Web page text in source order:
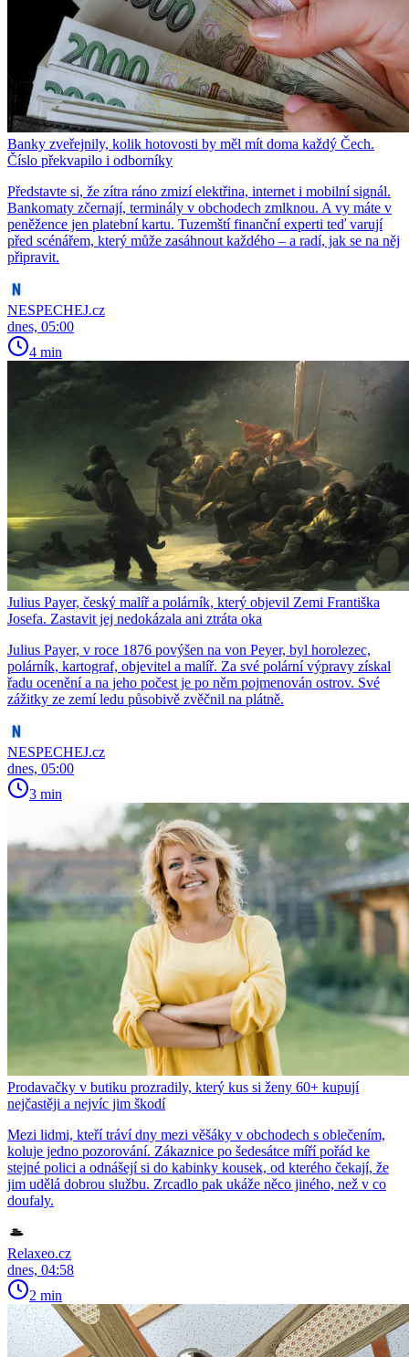
Banky zveřejnily, kolik hotovosti by měl mít doma každý Čech.
Číslo překvapilo i odborníky
Představte si, že zítra ráno zmizí elektřina, internet i mobilní signál.
Bankomaty zčernají, terminály v obchodech zmlknou. A vy máte v
peněžence jen platební kartu. Tuzemští finanční experti teď varují
před scénářem, který může zasáhnout každého – a radí, jak se na něj
připravit.
NESPECHEJ.cz
dnes, 05:00
4 min
Julius Payer, český malíř a polárník, který objevil Zemi Františka
Josefa. Zastavit jej nedokázala ani ztráta oka
Julius Payer, v roce 1876 povýšen na von Peyer, byl horolezec,
polárník, kartograf, objevitel a malíř. Za své polární výpravy získal
řadu ocenění a na jeho počest je po něm pojmenován ostrov. Své
zážitky ze zemí ledu působivě zvěčnil na plátně.
NESPECHEJ.cz
dnes, 05:00
3 min
Prodavačky v butiku prozradily, který kus si ženy 60+ kupují
nejčastěji a nejvíc jim škodí
Mezi lidmi, kteří tráví dny mezi věšáky v obchodech s oblečením,
koluje jedno pozorování. Zákaznice po šedesátce míří pořád ke
stejné polici a odnášejí si do kabinky kousek, od kterého čekají, že
jim udělá dobrou službu. Zrcadlo pak ukáže něco jiného, než v co
doufaly.
Relaxeo.cz
dnes, 04:58
2 min